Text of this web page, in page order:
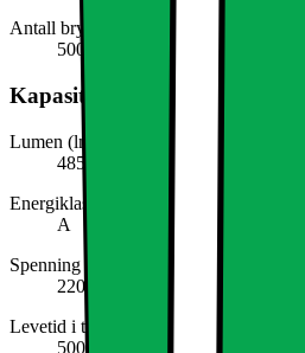
Antall brytersykluser
50000
Kapasitet, forbruk og effekt
Lumen (lm)
485
Energiklasse
A
Spenning (Volt)
220-240
Levetid i timer (ca)
50000